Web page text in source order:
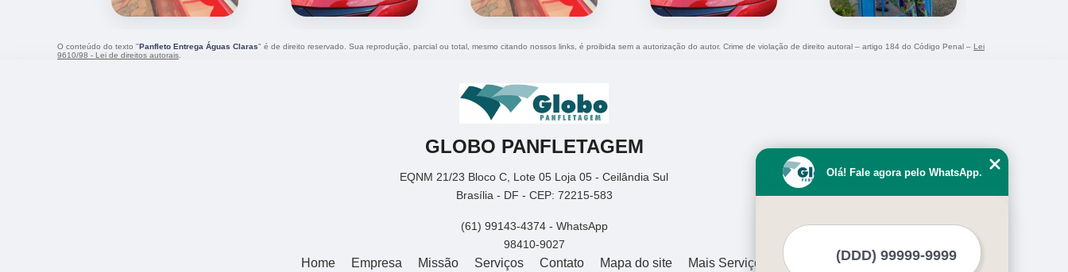
O conteúdo do texto "Panfleto Entrega Águas Claras" é de direito reservado. Sua reprodução, parcial ou total, mesmo citando nossos links, é proibida sem a autorização do autor. Crime de violação de direito autoral – artigo 184 do Código Penal – Lei
9610/98 - Lei de direitos autorais
GLOBO PANFLETAGEM
EQNM 21/23 Bloco C, Lote 05 Loja 05 - Ceilândia Sul
Brasília - DF - CEP: 72215-583
(61) 99143-4374 - WhatsApp
98410-9027
Home Empresa Missão Serviços Contato Mapa do site Mais Serviços
Olá! Fale agora pelo WhatsApp.